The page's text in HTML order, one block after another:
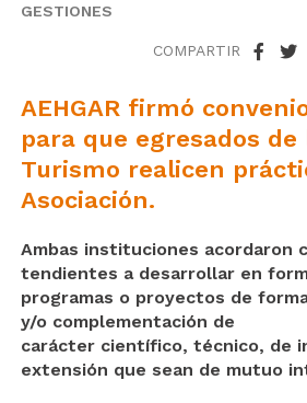
GESTIONES
COMPARTIR
AEHGAR firmó
para que egresados
Turismo realicen
Asociación.
Ambas instituciones acordaron
tendientes a desarrollar en
programas o proyectos de
y/o complementación de
carácter científico, técnico, de
extensión que sean de mutuo